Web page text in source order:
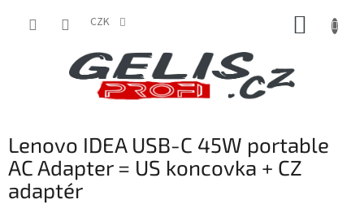
CZK
Lenovo IDEA USB-C 45W portable
AC Adapter = US koncovka + CZ
adaptér